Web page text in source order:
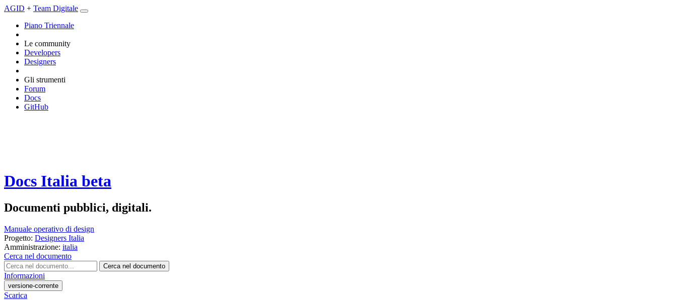
AGID + Team Digitale
Piano Triennale
Le community
Developers
Designers
Gli strumenti
Forum
Docs
GitHub
Docs Italia beta
Documenti pubblici, digitali.
Manuale operativo di design
Progetto: Designers Italia
Amministrazione: italia
Cerca nel documento
Cerca nel documento
Informazioni
versione-corrente
Scarica